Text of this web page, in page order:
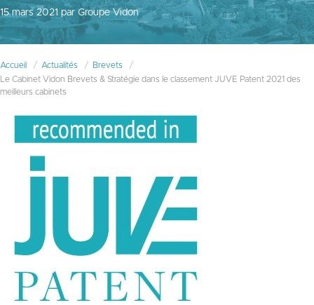
15 mars 2021 par Groupe Vidon
Accueil Actualités
Brevets
Le Cabinet Vidon Brevets & Stratégie dans le classement JUVE Patent 2021 des
meilleurs cabinets